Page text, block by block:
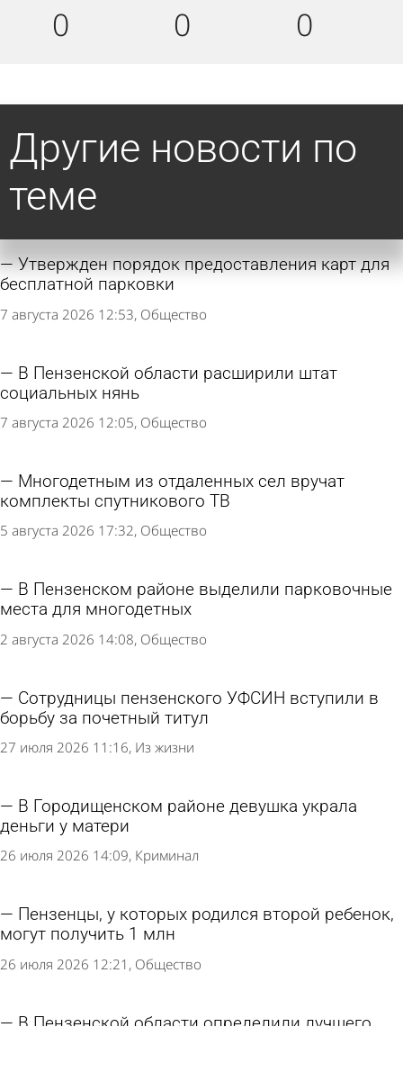
0 0 0
Другие новости по
теме
Утвержден порядок предоставления карт для
бесплатной парковки
7 августа 2026 12:53 Общество
В Пензенской области расширили штат
социальных нянь
7 августа 2026 12:05 Общество
Многодетным из отдаленных сел вручат
комплекты спутникового ТВ
5 августа 2026 17:32 Общество
В Пензенском районе выделили парковочные
места для многодетных
2 августа 2026 14:08 Общество
Сотрудницы пензенского УФСИН вступили в
борьбу за почетный титул
27 июля 2026 11:16 Из жизни
В Городищенском районе девушка украла
деньги у матери
26 июля 2026 14:09 Криминал
Пензенцы, у которых родился второй ребенок,
могут получить 1 млн
26 июля 2026 12:21 Общество
В Пензенской области определили лучшего